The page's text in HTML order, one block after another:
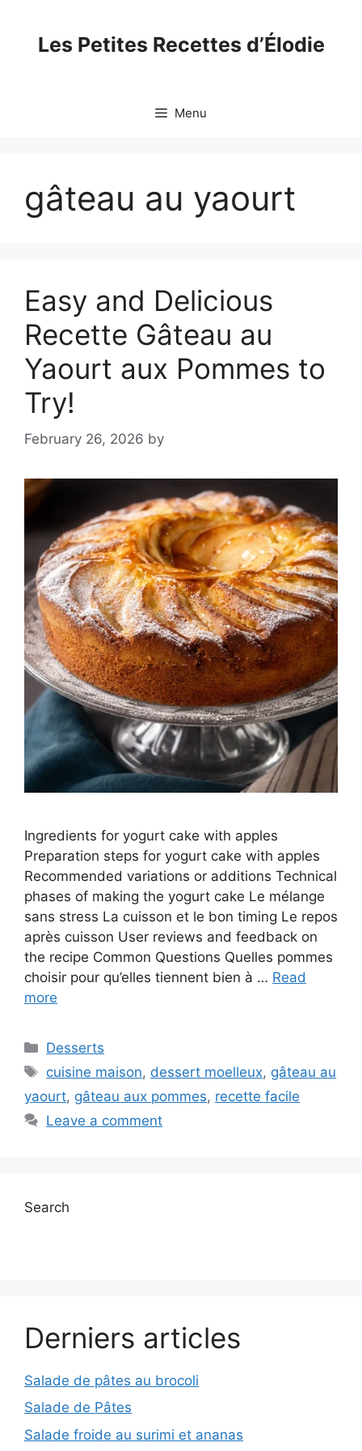
contentLes Petites Recettes d’Élodie
Menu
gâteau au yaourt
Easy and Delicious
Recette Gâteau au
Yaourt aux Pommes to
Try!
February 26, 2026 by
Ingredients for yogurt cake with apples
Preparation steps for yogurt cake with apples
Recommended variations or additions Technical
phases of making the yogurt cake Le mélange
sans stress La cuisson et le bon timing Le repos
après cuisson User reviews and feedback on
the recipe Common Questions Quelles pommes
choisir pour qu’elles tiennent bien à … Read
more
Categories
Desserts
Tags
cuisine maison, dessert moelleux, gâteau au
yaourt, gâteau aux pommes, recette facile
Leave a comment
Search
Derniers articles
Salade de pâtes au brocoli
Salade de Pâtes
Salade froide au surimi et ananas